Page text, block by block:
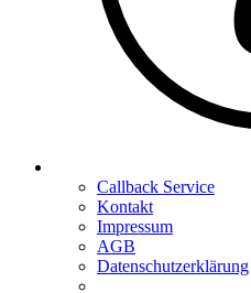
Callback Service
Kontakt
Impressum
AGB
Datenschutzerklärung